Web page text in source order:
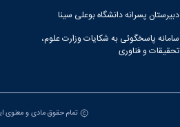
دبیرستان پسرانه دانشگاه بوعلی سینا
سامانه پاسخگوئی به شکایات وزارت علوم،
تحقیقات و فناوری
تمام حقوق مادی و معنوی